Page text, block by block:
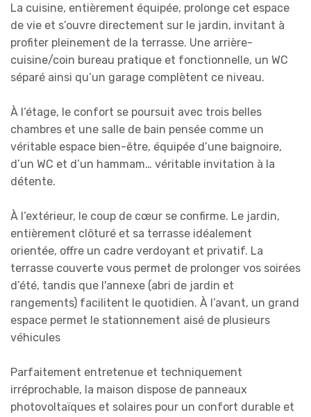
La cuisine, entièrement équipée, prolonge cet espace
de vie et s’ouvre directement sur le jardin, invitant à
profiter pleinement de la terrasse. Une arrière-
cuisine/coin bureau pratique et fonctionnelle, un WC
séparé ainsi qu’un garage complètent ce niveau.
À l’étage, le confort se poursuit avec trois belles
chambres et une salle de bain pensée comme un
véritable espace bien-être, équipée d’une baignoire,
d’un WC et d’un hammam… véritable invitation à la
détente.
À l’extérieur, le coup de cœur se confirme. Le jardin,
entièrement clôturé et sa terrasse idéalement
orientée, offre un cadre verdoyant et privatif. La
terrasse couverte vous permet de prolonger vos soirées
d’été, tandis que l'annexe (abri de jardin et
rangements) facilitent le quotidien. À l’avant, un grand
espace permet le stationnement aisé de plusieurs
véhicules
Parfaitement entretenue et techniquement
irréprochable, la maison dispose de panneaux
photovoltaïques et solaires pour un confort durable et